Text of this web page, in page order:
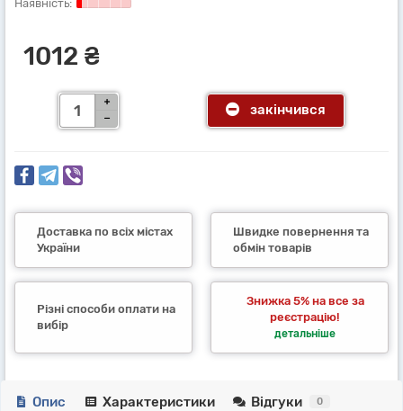
1012 ₴
закінчився
Доставка по всіх містах
України
Швидке повернення та
обмін товарів
Різні способи оплати на
вибір
Знижка 5% на все за
реєстрацію!
детальніше
Опис Характеристики Відгуки 0